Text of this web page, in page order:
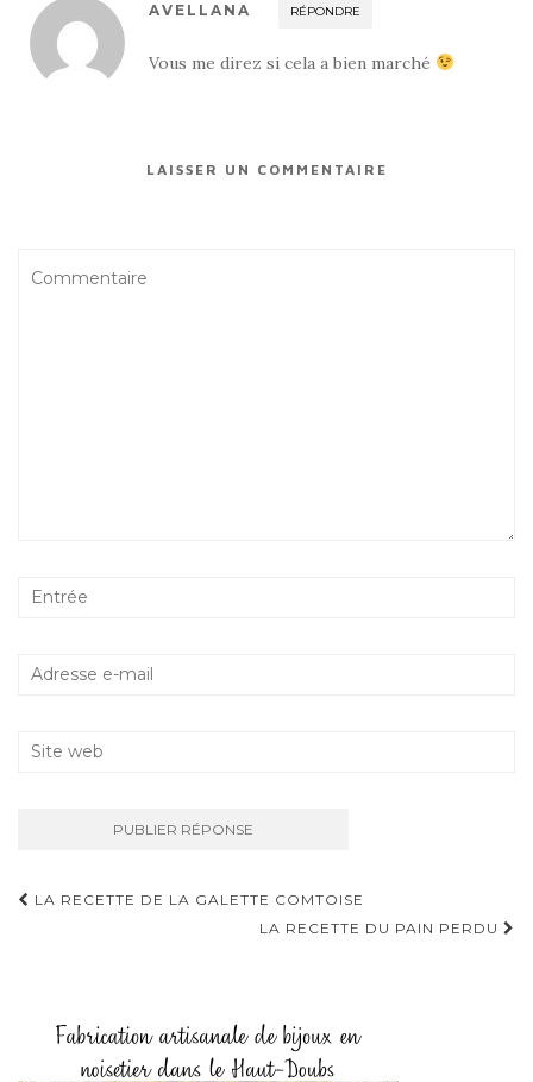
AVELLANA RÉPONDRE
Vous me direz si cela a bien marché
LAISSER UN COMMENTAIRE
Navigation D'article
LA RECETTE DE LA GALETTE COMTOISE
LA RECETTE DU PAIN PERDU